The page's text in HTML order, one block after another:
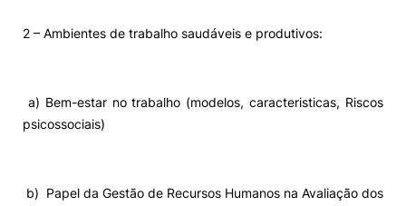
2 – Ambientes de trabalho saudáveis e produtivos:
a) Bem-estar no trabalho (modelos, caracteristicas, Riscos
psicossociais)
b) Papel da Gestão de Recursos Humanos na Avaliação dos